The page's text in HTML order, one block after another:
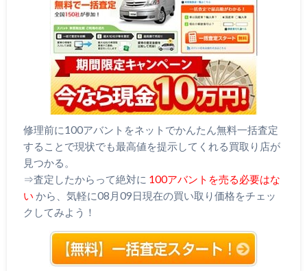
修理前に100アバントをネットでかんたん無料一括査定
することで現状でも最高値を提示してくれる買取り店が
見つかる。
⇒査定したからって絶対に 100アバントを売る必要はな
い から、気軽に08月09日現在の買い取り価格をチェッ
クしてみよう！